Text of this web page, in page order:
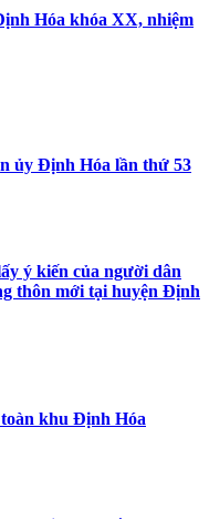
Hóa khóa XX, nhiệm
ủy Định Hóa lần thứ 53
ý kiến của người dân
thôn mới tại huyện Định
khu Định Hóa